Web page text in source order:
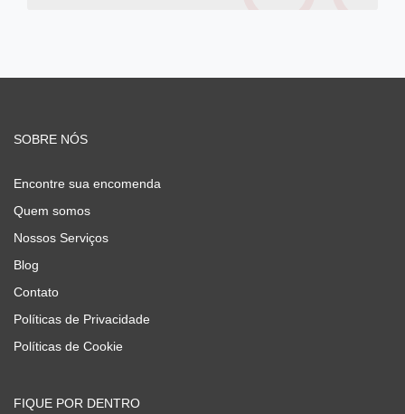
SOBRE NÓS
Encontre sua encomenda
Quem somos
Nossos Serviços
Blog
Contato
Políticas de Privacidade
Políticas de Cookie
FIQUE POR DENTRO